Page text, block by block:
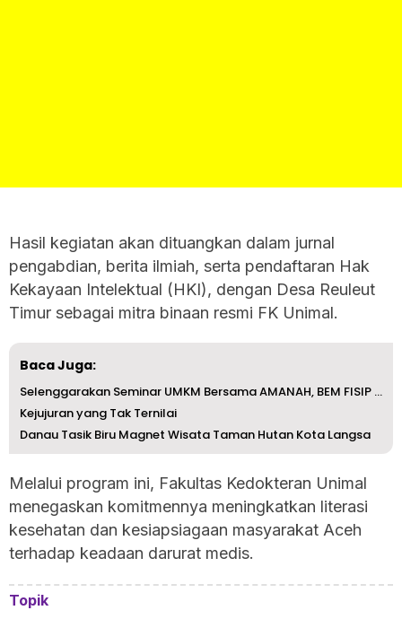
Hasil kegiatan akan dituangkan dalam jurnal
pengabdian, berita ilmiah, serta pendaftaran Hak
Kekayaan Intelektual (HKI), dengan Desa Reuleut
Timur sebagai mitra binaan resmi FK Unimal.
Baca Juga:
Selenggarakan Seminar UMKM Bersama AMANAH, BEM FISIP Hadi...
Kejujuran yang Tak Ternilai
Danau Tasik Biru Magnet Wisata Taman Hutan Kota Langsa
Melalui program ini, Fakultas Kedokteran Unimal
menegaskan komitmennya meningkatkan literasi
kesehatan dan kesiapsiagaan masyarakat Aceh
terhadap keadaan darurat medis.
Topik